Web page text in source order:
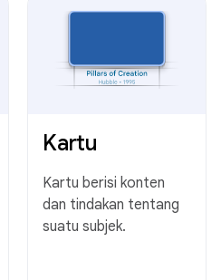
Kartu
Kartu berisi konten
dan tindakan tentang
suatu subjek.